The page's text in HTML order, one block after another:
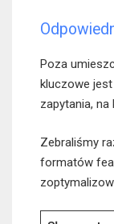
Poza
kluczowe
zapytania,
Zebraliśmy
formatów